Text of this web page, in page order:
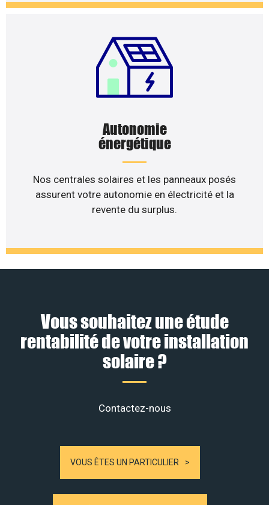
Autonomie
énergétique
Nos centrales solaires et les panneaux posés
assurent votre autonomie en électricité et la
revente du surplus.
Vous souhaitez une étude
rentabilité de votre installation
solaire ?
Contactez-nous
VOUS ÊTES UN PARTICULIER